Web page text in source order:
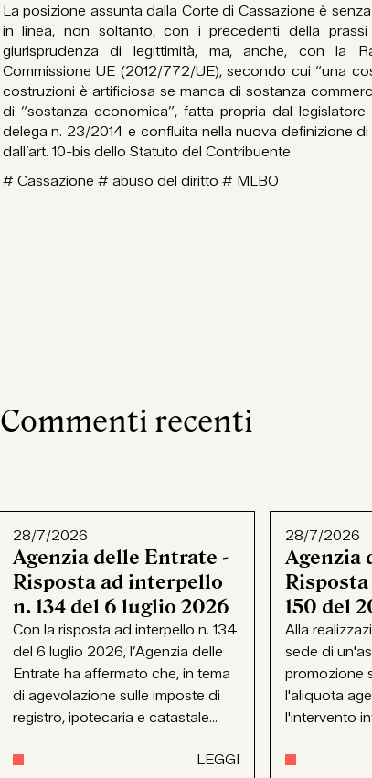
La posizione assunta dalla Corte di Cassazione è
in linea, non soltanto, con i precedenti della prassi
giurisprudenza di legittimità, ma, anche, con la
Commissione UE (2012/772/UE), secondo cui “una
costruzioni è artificiosa se manca di sostanza
di “sostanza economica”, fatta propria dal
delega n. 23/2014 e confluita nella nuova definizione
dall’art. 10-bis dello Statuto del Contribuente.
# Cassazione # abuso del diritto # MLBO
Commenti recenti
28/7/2026
Agenzia delle Entrate -
Risposta ad interpello
n. 134 del 6 luglio 2026
Con la risposta ad interpello n. 134
del 6 luglio 2026, l’Agenzia delle
Entrate ha affermato che, in tema
di agevolazione sulle imposte di
registro, ipotecaria e catastale...
LEGGI
28/7/2026
Agenzia
150 del
Alla
sede di
promozione
l'aliquota
l'intervento